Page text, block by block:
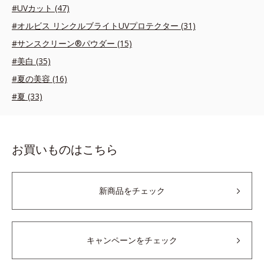
#UVカット (47)
#オルビス リンクルブライトUVプロテクター (31)
#サンスクリーン®パウダー (15)
#美白 (35)
#夏の美容 (16)
#夏 (33)
お買いものはこちら
新商品をチェック
キャンペーンをチェック